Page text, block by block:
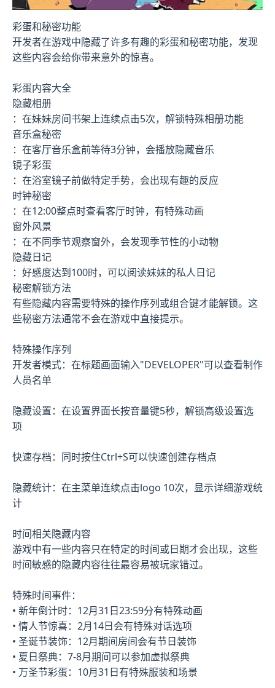
彩蛋和秘密功能
开发者在游戏中隐藏了许多有趣的彩蛋和秘密功能，发现
这些内容会给你带来意外的惊喜。
彩蛋内容大全
隐藏相册
：在妹妹房间书架上连续点击5次，解锁特殊相册功能
音乐盒秘密
：在客厅音乐盒前等待3分钟，会播放隐藏音乐
镜子彩蛋
：在浴室镜子前做特定手势，会出现有趣的反应
时钟秘密
：在12:00整点时查看客厅时钟，有特殊动画
窗外风景
：在不同季节观察窗外，会发现季节性的小动物
隐藏日记
：好感度达到100时，可以阅读妹妹的私人日记
秘密解锁方法
有些隐藏内容需要特殊的操作序列或组合键才能解锁。这
些秘密方法通常不会在游戏中直接提示。
特殊操作序列
开发者模式：在标题画面输入"DEVELOPER"可以查看制作
人员名单
隐藏设置：在设置界面长按音量键5秒，解锁高级设置选
项
快速存档：同时按住Ctrl+S可以快速创建存档点
隐藏统计：在主菜单连续点击logo 10次，显示详细游戏统
计
时间相关隐藏内容
游戏中有一些内容只在特定的时间或日期才会出现，这些
时间敏感的隐藏内容往往最容易被玩家错过。
特殊时间事件：
• 新年倒计时：12月31日23:59分有特殊动画
• 情人节惊喜：2月14日会有特殊对话选项
• 圣诞节装饰：12月期间房间会有节日装饰
• 夏日祭典：7-8月期间可以参加虚拟祭典
• 万圣节彩蛋：10月31日有特殊服装和场景